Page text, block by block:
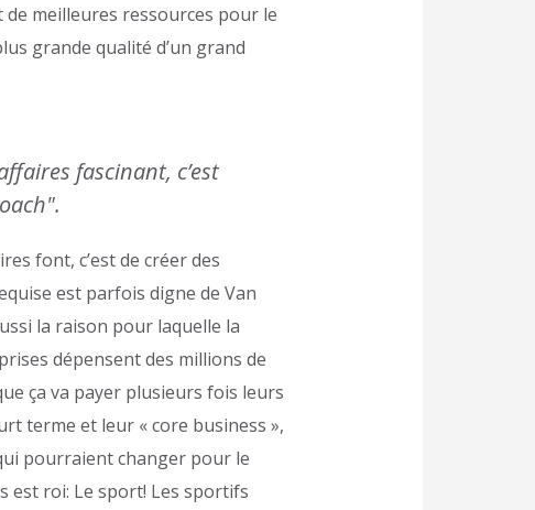
de meilleures ressources pour le
grande qualité d’un grand
fascinant, c’est
font, c’est de créer des
est parfois digne de Van
la raison pour laquelle la
dépensent des millions de
ça va payer plusieurs fois leurs
terme et leur « core business »,
pourraient changer pour le
est roi: Le sport! Les sportifs